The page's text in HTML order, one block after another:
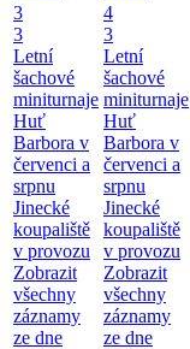
3
3
Letní
šachové
miniturnaje
Huť
Barbora v
červenci a
srpnu
Jinecké
koupaliště
v provozu
Zobrazit
všechny
záznamy
ze dne
4
3
Letní
šachové
miniturnaje
Huť
Barbora v
červenci a
srpnu
Jinecké
koupaliště
v provozu
Zobrazit
všechny
záznamy
ze dne